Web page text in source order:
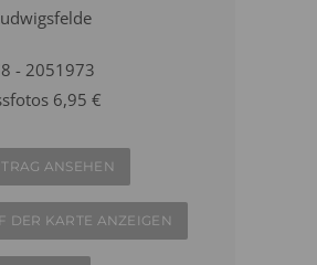
- 2051973
6,95 €
ANSEHEN
DER KARTE ANZEIGEN